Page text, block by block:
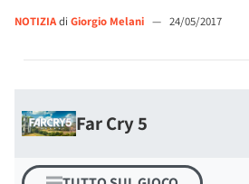
NOTIZIAdi Giorgio Melani — 24/05/2017
Far Cry 5